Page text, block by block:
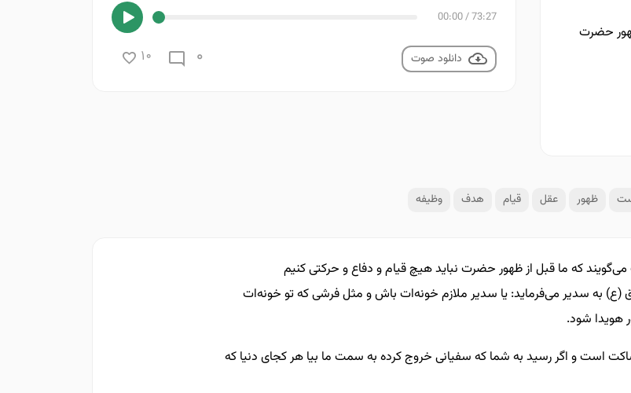
حضرت
73:27
/
00:00
دانلود صوت 0
10
ظهور عقل قیام هدف وظیفه
که ما قبل از ظهور حضرت نباید هیچ قیام و دفاع و حرکتی کنیم
(ع) به سدیر می‌فرماید: یا سدير ملازم خونه‌ات باش و مثل فرشی که تو خونه‌ات
هويدا شود.
است و اگر رسید به شما که سفیانی خروج کرده به سمت ما بیا هر کجای دنیا که